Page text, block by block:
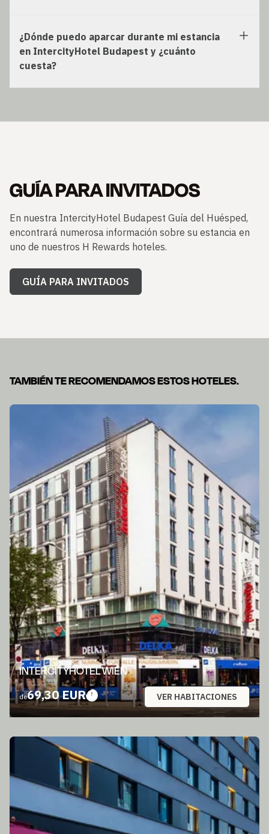
¿Dónde puedo aparcar durante mi estancia
en IntercityHotel Budapest y ¿cuánto
cuesta?
GUÍA PARA INVITADOS
En nuestra IntercityHotel Budapest Guía del Huésped,
encontrará numerosa información sobre su estancia en
uno de nuestros H Rewards hoteles.
GUÍA PARA INVITADOS
TAMBIÉN TE RECOMENDAMOS ESTOS HOTELES.
INTERCITYHOTEL WIEN
de69,30 EUR VER HABITACIONES